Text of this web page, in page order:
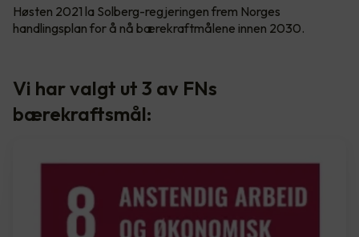
Høsten 2021 la Solberg-regjeringen frem Norges
handlingsplan for å nå bærekraftmålene innen 2030.
Vi har valgt ut 3 av FNs
bærekraftsmål: